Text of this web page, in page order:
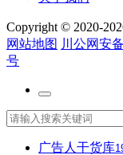
Copyright © 2020-
网站地图 川公网安
号
广告人干货库